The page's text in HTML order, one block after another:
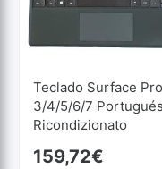
Teclado Surface Pro
3/4/5/6/7 Portugués
Ricondizionato
159,72€